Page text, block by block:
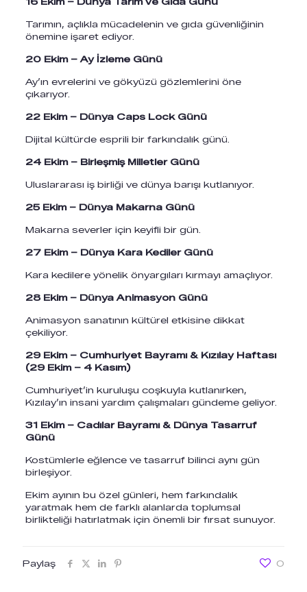
Tarımın, açlıkla mücadelenin ve gıda güvenliğinin
önemine işaret ediyor.
20 Ekim – Ay İzleme Günü
Ay’ın evrelerini ve gökyüzü gözlemlerini öne
çıkarıyor.
22 Ekim – Dünya Caps Lock Günü
Dijital kültürde esprili bir farkındalık günü.
24 Ekim – Birleşmiş Milletler Günü
Uluslararası iş birliği ve dünya barışı kutlanıyor.
25 Ekim – Dünya Makarna Günü
Makarna severler için keyifli bir gün.
27 Ekim – Dünya Kara Kediler Günü
Kara kedilere yönelik önyargıları kırmayı amaçlıyor.
28 Ekim – Dünya Animasyon Günü
Animasyon sanatının kültürel etkisine dikkat
çekiliyor.
29 Ekim – Cumhuriyet Bayramı & Kızılay Haftası
(29 Ekim – 4 Kasım)
Cumhuriyet’in kuruluşu coşkuyla kutlanırken,
Kızılay’ın insani yardım çalışmaları gündeme geliyor.
31 Ekim – Cadılar Bayramı & Dünya Tasarruf
Günü
Kostümlerle eğlence ve tasarruf bilinci aynı gün
birleşiyor.
Ekim ayının bu özel günleri, hem farkındalık
yaratmak hem de farklı alanlarda toplumsal
birlikteliği hatırlatmak için önemli bir fırsat sunuyor.
Paylaş 0